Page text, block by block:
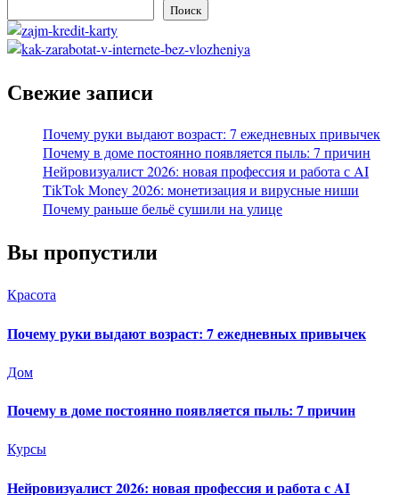
Поиск
Свежие записи
Почему руки выдают возраст: 7 ежедневных привычек
Почему в доме постоянно появляется пыль: 7 причин
Нейровизуалист 2026: новая профессия и работа с AI
TikTok Money 2026: монетизация и вирусные ниши
Почему раньше бельё сушили на улице
Вы пропустили
Красота
Почему руки выдают возраст: 7 ежедневных привычек
Дом
Почему в доме постоянно появляется пыль: 7 причин
Курсы
Нейровизуалист 2026: новая профессия и работа с AI